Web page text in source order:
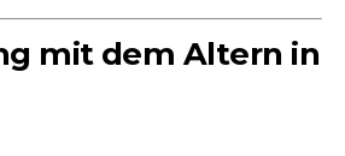
mit dem Altern in